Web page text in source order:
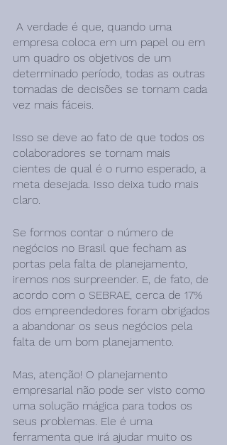
empresa coloca em um papel ou em
um quadro os objetivos de um
determinado período, todas as outras
tomadas de decisões se tornam cada
vez mais fáceis.
Isso se deve ao fato de que todos os
colaboradores se tornam mais
cientes de qual é o rumo esperado, a
meta desejada. Isso deixa tudo mais
claro.
Se formos contar o número de
negócios no Brasil que fecham as
portas pela falta de planejamento,
iremos nos surpreender. E, de fato, de
acordo com o SEBRAE, cerca de 17%
dos empreendedores foram obrigados
a abandonar os seus negócios pela
falta de um bom planejamento.
Mas, atenção! O planejamento
empresarial não pode ser visto como
uma solução mágica para todos os
seus problemas. Ele é uma
ferramenta que irá ajudar muito os